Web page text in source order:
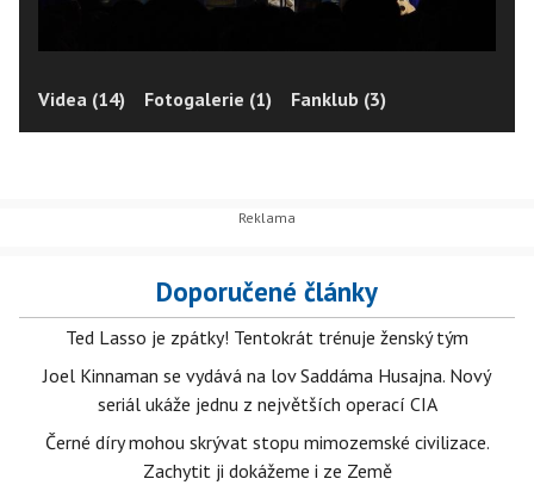
Videa (14) Fotogalerie (1) Fanklub (3)
Doporučené články
Ted Lasso je zpátky! Tentokrát trénuje ženský tým
Joel Kinnaman se vydává na lov Saddáma Husajna. Nový
seriál ukáže jednu z největších operací CIA
Černé díry mohou skrývat stopu mimozemské civilizace.
Zachytit ji dokážeme i ze Země